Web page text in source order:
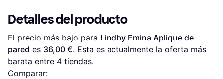
Detalles del producto
El precio más bajo para Lindby Emina Aplique de
pared es 36,00 €. Esta es actualmente la oferta más
barata entre 4 tiendas.
Comparar: